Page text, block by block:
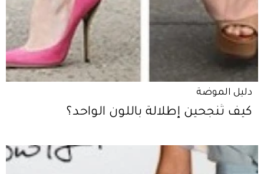
دليل الموضة
كيف تُنجحين إطلالة باللون الواحد؟